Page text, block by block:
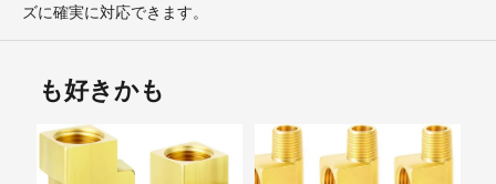
ズに確実に対応できます。
も好きかも